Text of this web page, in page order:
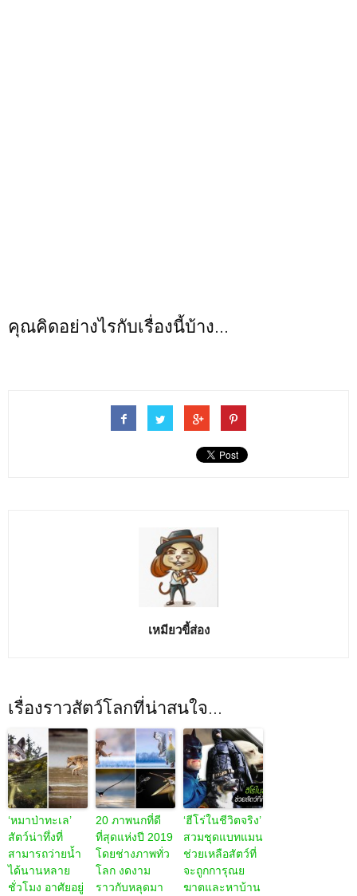
คุณคิดอย่างไรกับเรื่องนี้บ้าง...
เหมียวขี้ส่อง
เรื่องราวสัตว์โลกที่น่าสนใจ...
‘หมาป่าทะเล’
สัตว์น่าทึ่งที่
สามารถว่ายน้ำ
ได้นานหลาย
ชั่วโมง อาศัยอยู่
20 ภาพนกที่ดี
ที่สุดแห่งปี 2019
โดยช่างภาพทั่ว
โลก งดงาม
ราวกับหลุดมา
‘ฮีโร่ในชีวิตจริง’
สวมชุดแบทแมน
ช่วยเหลือสัตว์ที่
จะถูกการุณย
ฆาตและหาบ้าน